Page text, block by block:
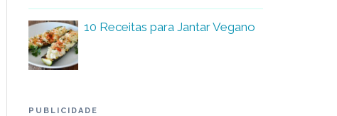
10 Receitas para Jantar Vegano
PUBLICIDADE